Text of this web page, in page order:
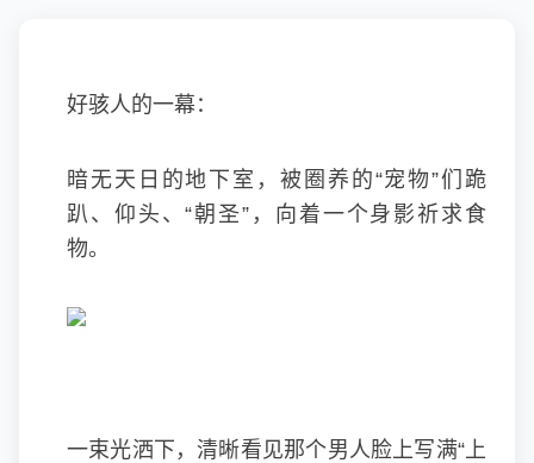
好骇人的一幕：
暗无天日的地下室，被圈养的“宠物”们跪
趴、仰头、“朝圣”，向着一个身影祈求食
物。
一束光洒下，清晰看见那个男人脸上写满“上